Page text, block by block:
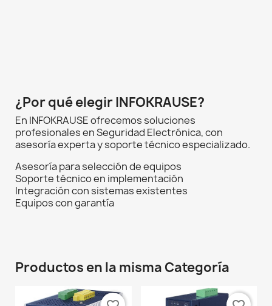
¿Por qué elegir INFOKRAUSE?
En INFOKRAUSE ofrecemos soluciones
profesionales en Seguridad Electrónica, con
asesoría experta y soporte técnico especializado.
Asesoría para selección de equipos
Soporte técnico en implementación
Integración con sistemas existentes
Equipos con garantía
Productos en la misma Categoría